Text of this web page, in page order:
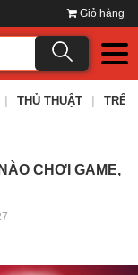
Giỏ hàng
THỦ THUẬT TRÊN
CHƠI GAME,